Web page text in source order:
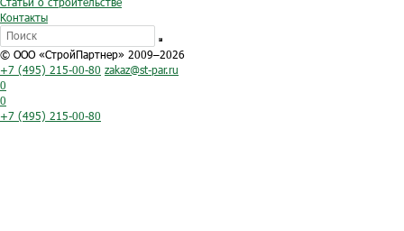
Контакты
© ООО «СтройПартнер» 2009–2026
+7 (495) 215-00-80 zakaz@st-par.ru
0
0
+7 (495) 215-00-80